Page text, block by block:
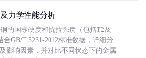
力学性能分析
的国标硬度和抗拉强度（包括T2及
合GB/T 5231-2012标准数据，详细分
影响因素，并对比不同状态下的金属